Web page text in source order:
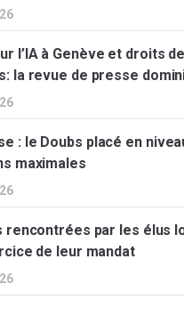
l’IA à Genève et droits
la revue de presse
: le Doubs placé en
maximales
rencontrées par les élus
de leur mandat